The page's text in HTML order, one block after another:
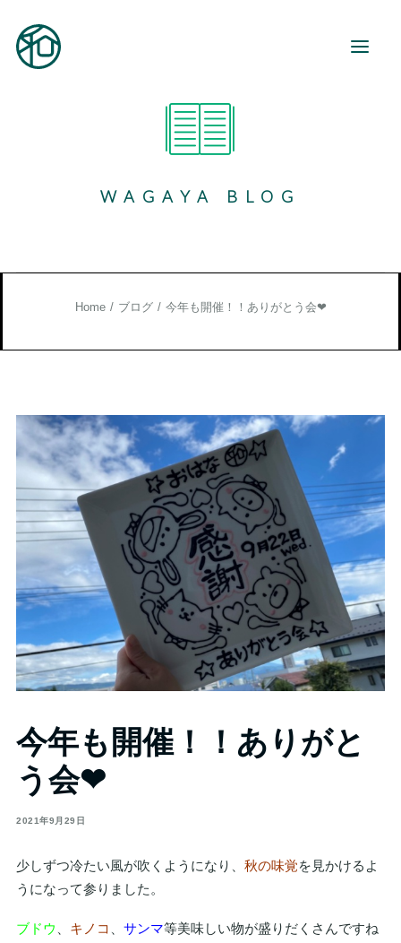
事業所紹介
お役立ち情報
WAGAYA BLOG
Home ブログ 今年も開催！！ありがとう会❤
今年も開催！！ありがと
う会❤
2021年9月29日
少しずつ冷たい風が吹くようになり、 秋の味覚を見かけるよ
うになって参りました。
ブドウ キノコ サンマ等美味しい物が盛りだくさんですね